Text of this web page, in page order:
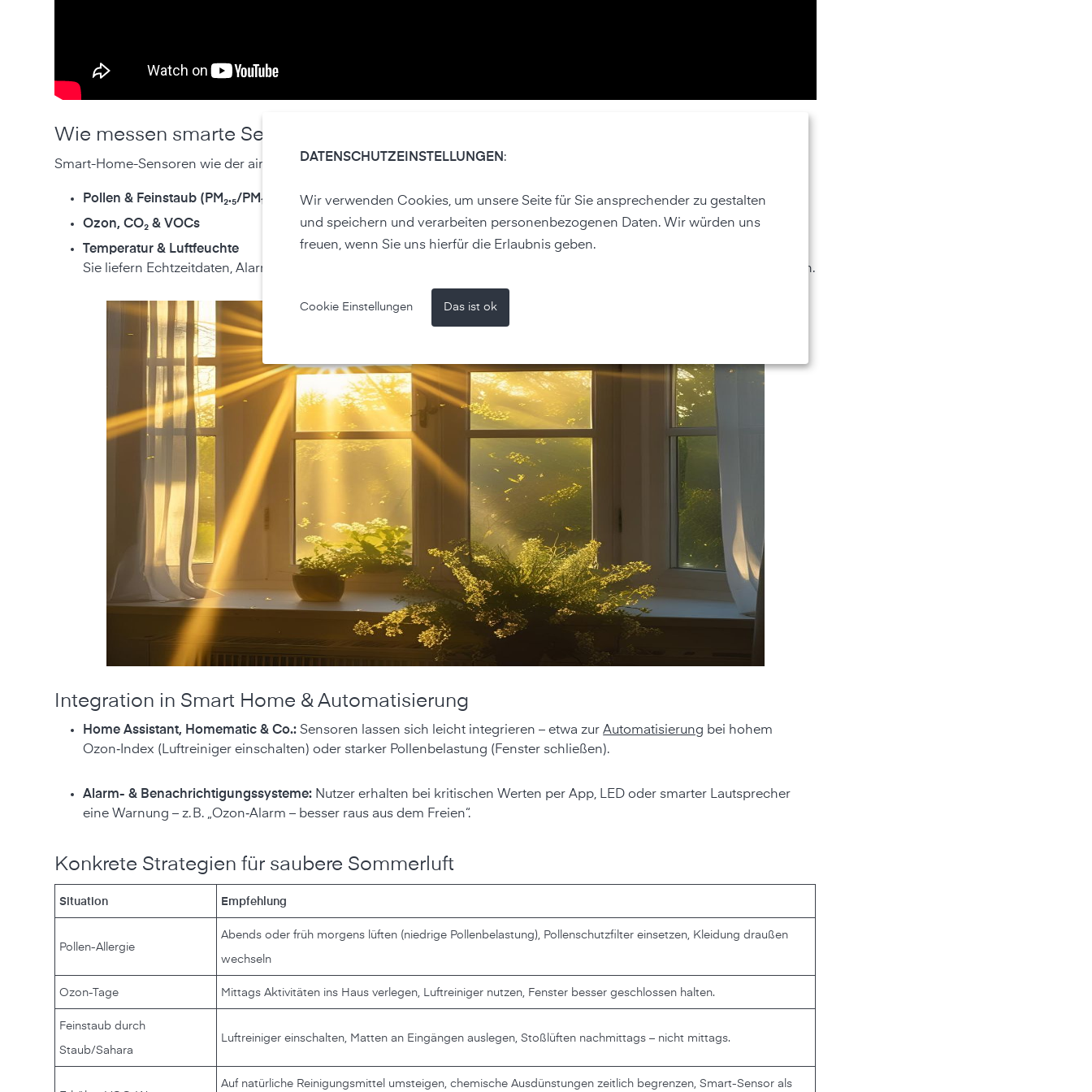
Wie messen smarte Sensoren Sommerluft?
Smart-Home-Sensoren wie der air‑Q messen mehrere Parameter:
Pollen & Feinstaub (PM₂.₅/PM₁₀)
Ozon, CO₂ & VOCs
Temperatur & Luftfeuchte
Sie liefern Echtzeitdaten, Alarme und automatisierte Reaktionen wie Fenster-Timer, Luftreiniger oder Ventilationsanlagen.
Integration in Smart Home & Automatisierung
Home Assistant, Homematic & Co.: Sensoren lassen sich leicht integrieren – etwa zurAutomatisierung bei hohem
Ozon‑Index (Luftreiniger einschalten) oder starker Pollenbelastung (Fenster schließen).
Alarm- & Benachrichtigungssysteme: Nutzer erhalten bei kritischen Werten per App, LED oder smarter Lautsprecher
eine Warnung – z. B. „Ozon‑Alarm – besser raus aus dem Freien“.
Konkrete Strategien für saubere Sommerluft
Situation Empfehlung
Pollen-Allergie
Abends oder früh morgens lüften (niedrige Pollenbelastung), Pollenschutzfilter einsetzen, Kleidung draußen
wechseln
Ozon-Tage Mittags Aktivitäten ins Haus verlegen, Luftreiniger nutzen, Fenster besser geschlossen halten.
Feinstaub durch
Staub/Sahara
Luftreiniger einschalten, Matten an Eingängen auslegen, Stoßlüften nachmittags – nicht mittags.
Auf natürliche Reinigungsmittel umsteigen, chemische Ausdünstungen zeitlich begrenzen, Smart-Sensor als
DATENSCHUTZEINSTELLUNGEN :
Wir verwenden Cookies, um unsere Seite für Sie ansprechender zu gestalten
und speichern und verarbeiten personenbezogenen Daten. Wir würden uns
freuen, wenn Sie uns hierfür die Erlaubnis geben.
Cookie Einstellungen Das ist ok